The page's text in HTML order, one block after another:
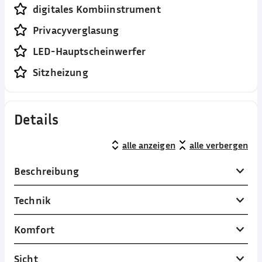
digitales Kombiinstrument
Privacyverglasung
LED-Hauptscheinwerfer
Sitzheizung
Details
alle anzeigen alle verbergen
Beschreibung
Technik
Komfort
Sicht